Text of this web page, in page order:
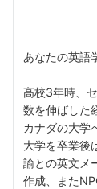
あなたの英語
高校3年時、
数を伸ばした
カナダの大学
大学を卒業後
諭との英文メ
作成、また